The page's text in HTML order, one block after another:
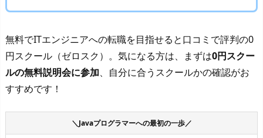
無料でITエンジニアへの転職を目指せると口コミで評判の0
円スクール（ゼロスク）。気になる方は、まずは0円スクー
ルの無料説明会に参加、自分に合うスクールかの確認がお
すすめです！
＼Javaプログラマーへの最初の一歩／